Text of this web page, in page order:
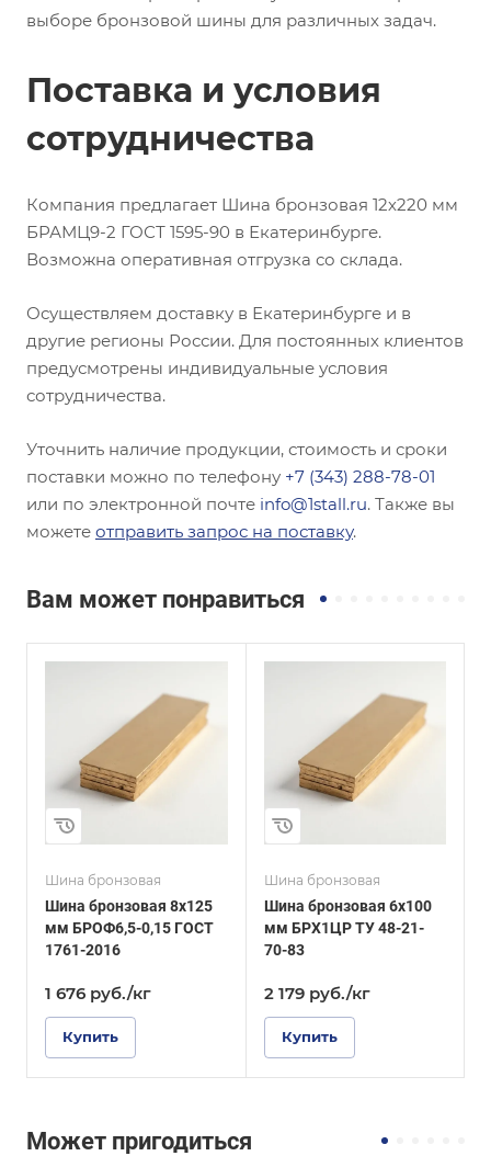
выборе бронзовой шины для различных задач.
Поставка и условия
сотрудничества
Компания предлагает Шина бронзовая 12х220 мм
БРАМЦ9-2 ГОСТ 1595-90 в Екатеринбурге.
Возможна оперативная отгрузка со склада.
Осуществляем доставку в Екатеринбурге и в
другие регионы России. Для постоянных клиентов
предусмотрены индивидуальные условия
сотрудничества.
Уточнить наличие продукции, стоимость и сроки
поставки можно по телефону +7 (343) 288-78-01
или по электронной почте info@1stall.ru. Также вы
можете отправить запрос на поставку.
Вам может понравиться
Шина бронзовая
Шина бронзовая 8х125
мм БРОФ6,5-0,15 ГОСТ
1761-2016
1 676 руб./кг
Купить
Сплав / Марка стали
БрХ1Цр
ГОСТ, ТУ
ТУ 48-21-70-83
Шина бронзовая
Шина бронзовая 6х100
мм БРХ1ЦР ТУ 48-21-
70-83
2 179 руб./кг
Купить
Сплав / Марка стали
БрАЖ9-4
ГОСТ, ТУ
ГОСТ 1048-2006
Может пригодиться